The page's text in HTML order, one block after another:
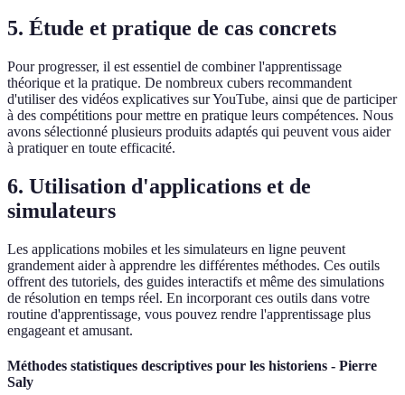
5. Étude et pratique de cas concrets
Pour progresser, il est essentiel de combiner l'apprentissage
théorique et la pratique. De nombreux cubers recommandent
d'utiliser des vidéos explicatives sur YouTube, ainsi que de participer
à des compétitions pour mettre en pratique leurs compétences. Nous
avons sélectionné plusieurs produits adaptés qui peuvent vous aider
à pratiquer en toute efficacité.
6. Utilisation d'applications et de
simulateurs
Les applications mobiles et les simulateurs en ligne peuvent
grandement aider à apprendre les différentes méthodes. Ces outils
offrent des tutoriels, des guides interactifs et même des simulations
de résolution en temps réel. En incorporant ces outils dans votre
routine d'apprentissage, vous pouvez rendre l'apprentissage plus
engageant et amusant.
Méthodes statistiques descriptives pour les historiens - Pierre
Saly